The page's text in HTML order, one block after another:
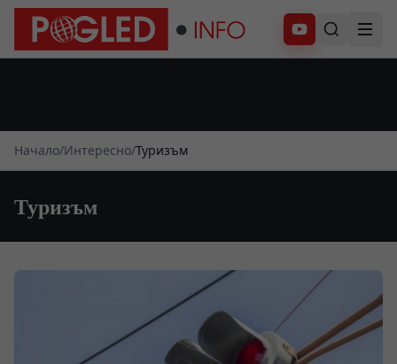
Абонирай се
Начало/Интересно/Туризъм
Туризъм